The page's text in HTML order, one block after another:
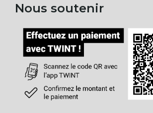
Nous soutenir